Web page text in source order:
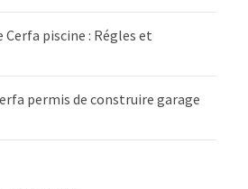
piscine : Régles et
permis de construire garage